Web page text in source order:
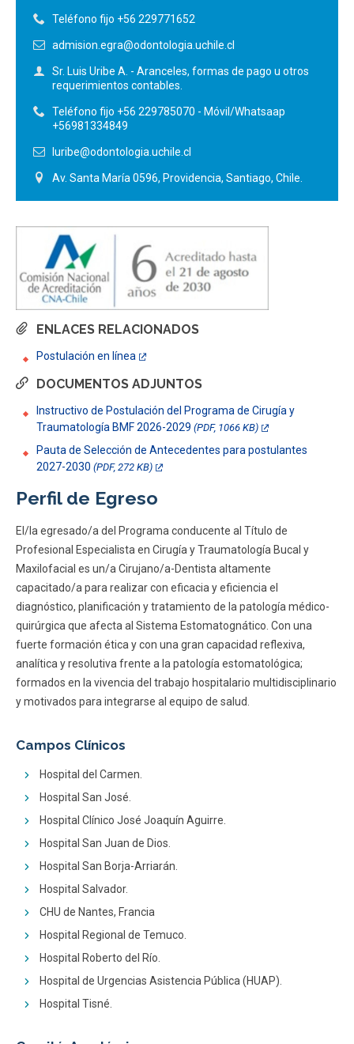
Teléfono fijo +56 229771652
admision.egra@odontologia.uchile.cl
Sr. Luis Uribe A. - Aranceles, formas de pago u otros
requerimientos contables.
Teléfono fijo +56 229785070 - Móvil/Whatsaap
+56981334849
luribe@odontologia.uchile.cl
Av. Santa María 0596, Providencia, Santiago, Chile.
ENLACES RELACIONADOS
Postulación en línea
DOCUMENTOS ADJUNTOS
Instructivo de Postulación del Programa de Cirugía y
Traumatología BMF 2026-2029 (PDF, 1066 KB)
Pauta de Selección de Antecedentes para postulantes
2027-2030 (PDF, 272 KB)
Perfil de Egreso
El/la egresado/a del Programa conducente al Título de
Profesional Especialista en Cirugía y Traumatología Bucal y
Maxilofacial es un/a Cirujano/a-Dentista altamente
capacitado/a para realizar con eficacia y eficiencia el
diagnóstico, planificación y tratamiento de la patología médico-
quirúrgica que afecta al Sistema Estomatognático. Con una
fuerte formación ética y con una gran capacidad reflexiva,
analítica y resolutiva frente a la patología estomatológica;
formados en la vivencia del trabajo hospitalario multidisciplinario
y motivados para integrarse al equipo de salud.
Campos Clínicos
Hospital del Carmen.
Hospital San José.
Hospital Clínico José Joaquín Aguirre.
Hospital San Juan de Dios.
Hospital San Borja-Arriarán.
Hospital Salvador.
CHU de Nantes, Francia
Hospital Regional de Temuco.
Hospital Roberto del Río.
Hospital de Urgencias Asistencia Pública (HUAP).
Hospital Tisné.